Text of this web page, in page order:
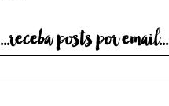
...receba posts por email...